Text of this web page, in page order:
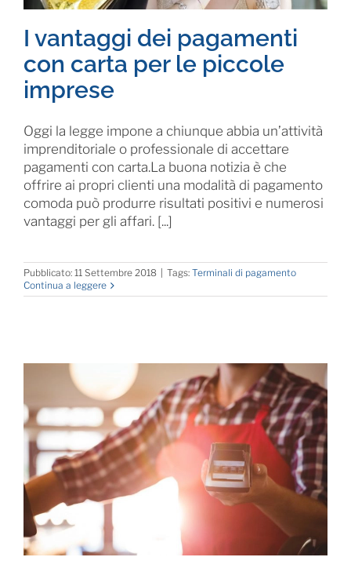
I vantaggi dei pagamenti
con carta per le piccole
imprese
Oggi la legge impone a chiunque abbia un’attività
imprenditoriale o professionale di accettare
pagamenti con carta.La buona notizia è che
offrire ai propri clienti una modalità di pagamento
comoda può produrre risultati positivi e numerosi
vantaggi per gli affari. [...]
Pubblicato: 11 Settembre 2018 Tags: Terminali di pagamento
Continua a leggere